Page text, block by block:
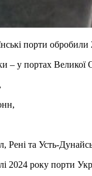
порти
– у портах
Рені та Усть-
2024 року порти